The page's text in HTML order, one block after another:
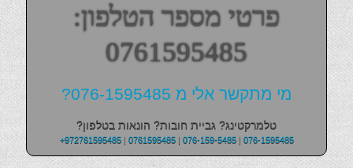
פרטי מספר הטלפון:
0761595485
מי מתקשר אלי מ 076-1595485?
טלמרקטינג? גביית חובות? הונאות בטלפון?
+972761595485| 0761595485| 076-159-5485| 076-1595485